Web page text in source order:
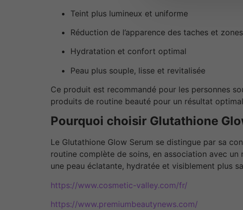
Teint plus lumineux et uniforme
Réduction de l’apparence des taches et
Hydratation et confort optimal
Peau plus souple, lisse et revitalisée
Ce produit est recommandé pour les personnes
produits de routine beauté pour un résultat
Pourquoi choisir Glutathione
Le Glutathione Glow Serum se distingue par sa
routine complète de soins, en association avec
une peau éclatante, hydratée et visiblement plus
https://www.cosmetic-valley.com/fr/
https://www.premiumbeautynews.com/